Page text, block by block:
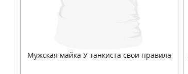
Мужская майка У танкиста свои правила